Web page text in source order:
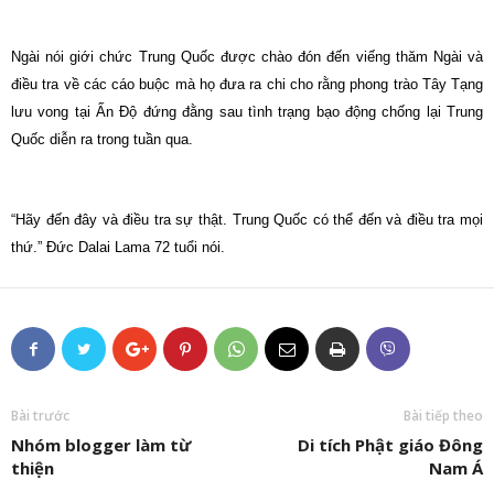
Ngài nói giới chức Trung Quốc được chào đón đến viếng thăm Ngài và
điều tra về các cáo buộc mà họ đưa ra chi cho rằng phong trào Tây Tạng
lưu vong tại Ấn Độ đứng đằng sau tình trạng bạo động chống lại Trung
Quốc diễn ra trong tuần qua.
“Hãy đến đây và điều tra sự thật. Trung Quốc có thể đến và điều tra mọi
thứ.” Đức Dalai Lama 72 tuổi nói.
Bài trước
Nhóm blogger làm từ
thiện
Bài tiếp theo
Di tích Phật giáo Đông
Nam Á